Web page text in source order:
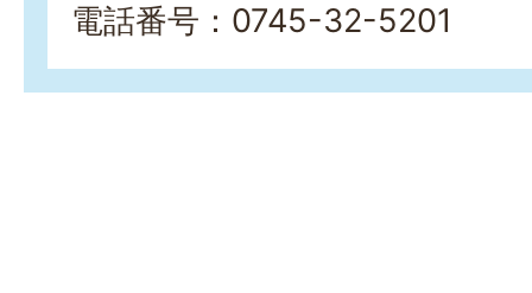
電話番号：0745-32-5201